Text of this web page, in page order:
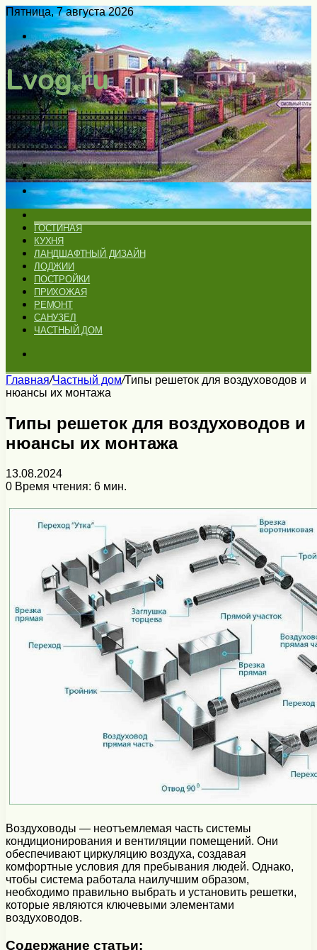
Пятница, 7 августа 2026
Войти
Switch
skin
Меню
Искать
Switch
skin
ГОСТИНАЯ
КУХНЯ
ЛАНДШАФТНЫЙ ДИЗАЙН
ЛОДЖИИ
ПОСТРОЙКИ
ПРИХОЖАЯ
РЕМОНТ
САНУЗЕЛ
ЧАСТНЫЙ ДОМ
Главная/Частный дом/Типы решеток для воздуховодов и
нюансы их монтажа
Типы решеток для воздуховодов и
нюансы их монтажа
13.08.2024
0 Время чтения: 6 мин.
Воздуховоды — неотъемлемая часть системы
кондиционирования и вентиляции помещений. Они
обеспечивают циркуляцию воздуха, создавая
комфортные условия для пребывания людей. Однако,
чтобы система работала наилучшим образом,
необходимо правильно выбрать и установить решетки,
которые являются ключевыми элементами
воздуховодов.
Содержание статьи: